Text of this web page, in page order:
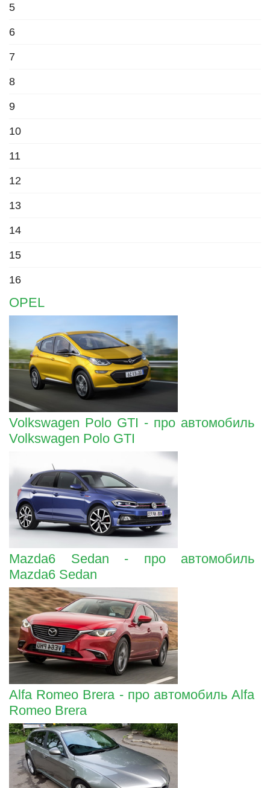
5
6
7
8
9
10
11
12
13
14
15
16
OPEL
Volkswagen Polo GTI - про автомобиль
Volkswagen Polo GTI
Mazda6 Sedan - про автомобиль
Mazda6 Sedan
Alfa Romeo Brera - про автомобиль Alfa
Romeo Brera